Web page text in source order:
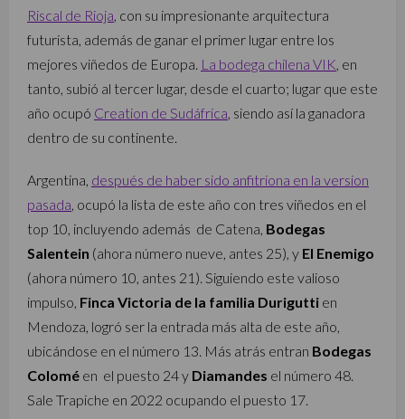
Riscal de Rioja , con su impresionante arquitectura
futurista, además de ganar el primer lugar entre los
mejores viñedos de Europa. La bodega chilena VIK , en
tanto, subió al tercer lugar, desde el cuarto; lugar que este
año ocupó Creation de Sudáfrica , siendo así la ganadora
dentro de su continente.
Argentina, después de haber sido anfitriona en la version
pasada , ocupó la lista de este año con tres viñedos en el
top 10, incluyendo además de Catena, Bodegas
Salentein (ahora número nueve, antes 25), y El Enemigo
(ahora número 10, antes 21). Siguiendo este valioso
impulso, Finca Victoria de la familia Durigutti en
Mendoza, logró ser la entrada más alta de este año,
ubicándose en el número 13. Más atrás entran Bodegas
Colomé en el puesto 24 y Diamandes el número 48.
Sale Trapiche en 2022 ocupando el puesto 17.